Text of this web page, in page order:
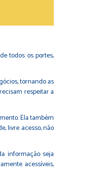
todos os portes,
tornando as
respeitar a
Ela também
livre acesso, não
informação seja
acessíveis,